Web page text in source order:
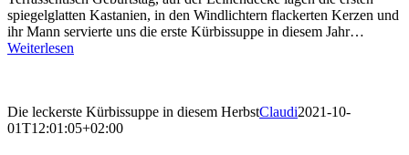
spiegelglatten Kastanien, in den Windlichtern flackerten Kerzen und
ihr Mann servierte uns die erste Kürbissuppe in diesem Jahr…
Weiterlesen
Die leckerste Kürbissuppe in diesem HerbstClaudi2021-10-
01T12:01:05+02:00